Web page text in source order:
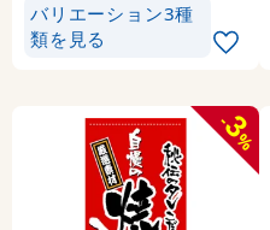
バリエーション3種
類を見る
-
3
%